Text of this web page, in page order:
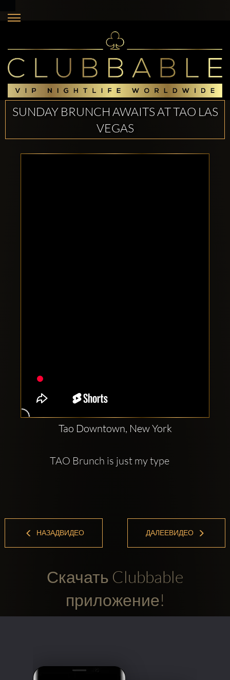
SUNDAY BRUNCH AWAITS AT TAO LAS
VEGAS
Tao Downtown, New York
TAO Brunch is just my type
НАЗАДВИДЕО ДАЛЕЕВИДЕО
Скачать Clubbable
приложение!